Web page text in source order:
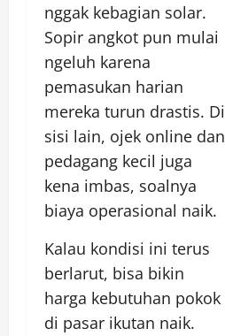
nggak kebagian solar.
Sopir angkot pun mulai
ngeluh karena
pemasukan harian
mereka turun drastis. Di
sisi lain, ojek online dan
pedagang kecil juga
kena imbas, soalnya
biaya operasional naik.
Kalau kondisi ini terus
berlarut, bisa bikin
harga kebutuhan pokok
di pasar ikutan naik.